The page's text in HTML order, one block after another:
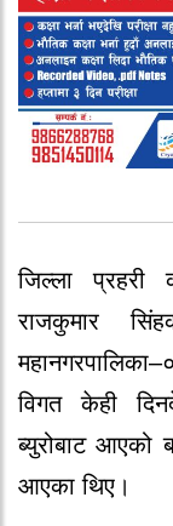
जिल्ला प्रहरी
राजकुमार
विगत केही
ब्युरोबाट आएको
आएका थिए।